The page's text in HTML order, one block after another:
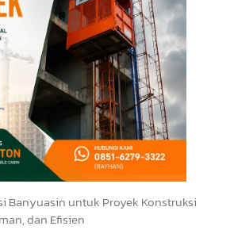
Banyuasin untuk Proyek Konstruksi
dan Efisien